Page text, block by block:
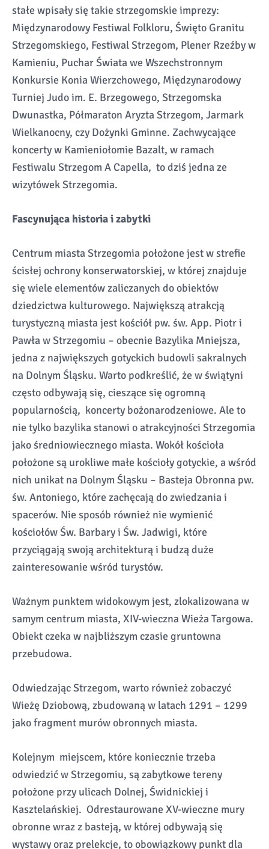
stałe wpisały się takie strzegomskie imprezy:
Międzynarodowy Festiwal Folkloru, Święto Granitu
Strzegomskiego, Festiwal Strzegom, Plener Rzeźby w
Kamieniu, Puchar Świata we Wszechstronnym
Konkursie Konia Wierzchowego, Międzynarodowy
Turniej Judo im. E. Brzegowego, Strzegomska
Dwunastka, Półmaraton Aryzta Strzegom, Jarmark
Wielkanocny, czy Dożynki Gminne. Zachwycające
koncerty w Kamieniołomie Bazalt, w ramach
Festiwalu Strzegom A Capella, to dziś jedna ze
wizytówek Strzegomia.
Fascynująca historia i zabytki
Centrum miasta Strzegomia położone jest w strefie
ścisłej ochrony konserwatorskiej, w której znajduje
się wiele elementów zaliczanych do obiektów
dziedzictwa kulturowego. Największą atrakcją
turystyczną miasta jest kościół pw. św. App. Piotr i
Pawła w Strzegomiu – obecnie Bazylika Mniejsza,
jedna z największych gotyckich budowli sakralnych
na Dolnym Śląsku. Warto podkreślić, że w świątyni
często odbywają się, cieszące się ogromną
popularnością, koncerty bożonarodzeniowe. Ale to
nie tylko bazylika stanowi o atrakcyjności Strzegomia
jako średniowiecznego miasta. Wokół kościoła
położone są urokliwe małe kościoły gotyckie, a wśród
nich unikat na Dolnym Śląsku – Basteja Obronna pw.
św. Antoniego, które zachęcają do zwiedzania i
spacerów. Nie sposób również nie wymienić
kościołów Św. Barbary i Św. Jadwigi, które
przyciągają swoją architekturą i budzą duże
zainteresowanie wśród turystów.
Ważnym punktem widokowym jest, zlokalizowana w
samym centrum miasta, XIV-wieczna Wieża Targowa.
Obiekt czeka w najbliższym czasie gruntowna
przebudowa.
Odwiedzając Strzegom, warto również zobaczyć
Wieżę Dziobową, zbudowaną w latach 1291 – 1299
jako fragment murów obronnych miasta.
Kolejnym miejscem, które koniecznie trzeba
odwiedzić w Strzegomiu, są zabytkowe tereny
położone przy ulicach Dolnej, Świdnickiej i
Kasztelańskiej. Odrestaurowane XV-wieczne mury
obronne wraz z basteją, w której odbywają się
wystawy oraz prelekcje, to obowiązkowy punkt dla